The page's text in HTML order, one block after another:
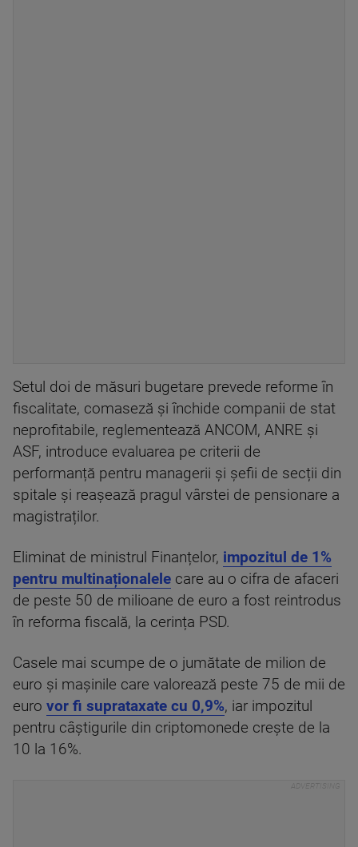
Setul doi de măsuri bugetare prevede reforme în
fiscalitate, comaseză și închide companii de stat
neprofitabile, reglementează ANCOM, ANRE și
ASF, introduce evaluarea pe criterii de
performanță pentru managerii și șefii de secții din
spitale și reașează pragul vârstei de pensionare a
magistraților.
Eliminat de ministrul Finanțelor, impozitul de 1%
pentru multinaționalele care au o cifra de afaceri
de peste 50 de milioane de euro a fost reintrodus
în reforma fiscală, la cerința PSD.
Casele mai scumpe de o jumătate de milion de
euro și mașinile care valorează peste 75 de mii de
euro vor fi suprataxate cu 0,9%, iar impozitul
pentru câștigurile din criptomonede crește de la
10 la 16%.